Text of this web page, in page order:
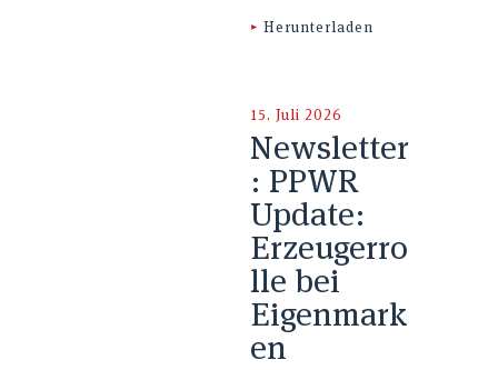
▸ Herunterladen
15. Juli 2026
Newsletter
: PPWR
Update:
Erzeugerro
lle bei
Eigenmark
en